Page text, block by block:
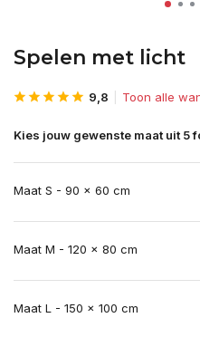
Spelen met licht
9,8 Toon alle
Kies jouw gewenste maat uit 5
Maat S - 90 x 60 cm
Maat M - 120 x 80 cm
Maat L - 150 x 100 cm